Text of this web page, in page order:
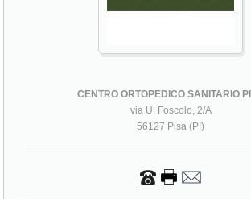
CENTRO ORTOPEDICO SANITARIO
via U. Foscolo, 2/A
56127 Pisa (PI)